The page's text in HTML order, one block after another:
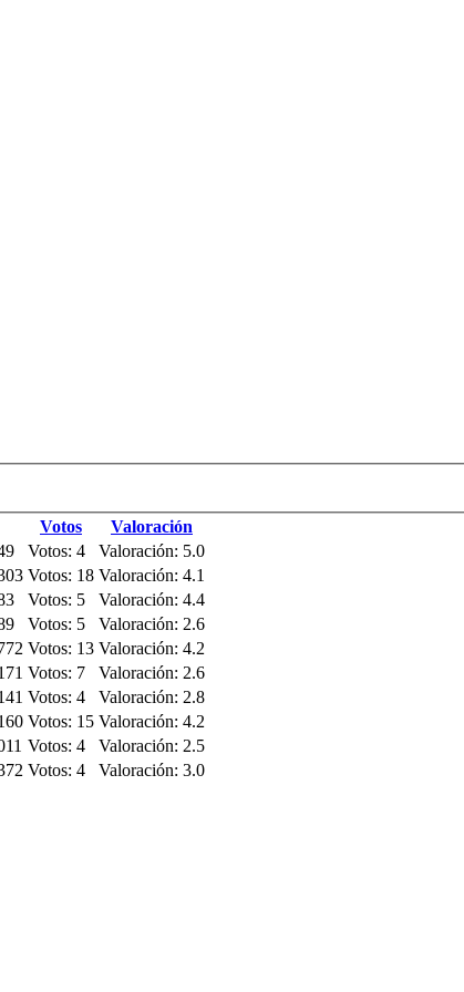
Votos
Valoración
Votos: 4
Valoración: 5.0
Votos: 18 Valoración: 4.1
Votos: 5
Valoración: 4.4
Votos: 5
Valoración: 2.6
Votos: 13 Valoración: 4.2
Votos: 7
Valoración: 2.6
Votos: 4
Valoración: 2.8
Votos: 15 Valoración: 4.2
Votos: 4
Valoración: 2.5
Votos: 4 Valoración: 3.0